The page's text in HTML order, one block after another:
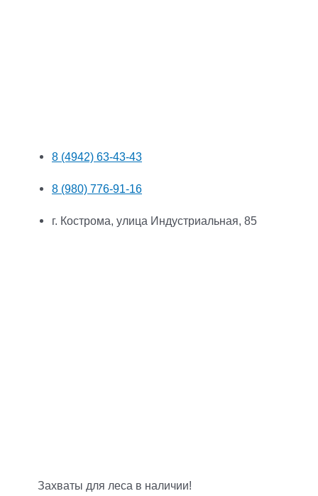
8 (4942) 63-43-43
8 (980) 776-91-16
г. Кострома, улица Индустриальная, 85
Захваты для леса в наличии!